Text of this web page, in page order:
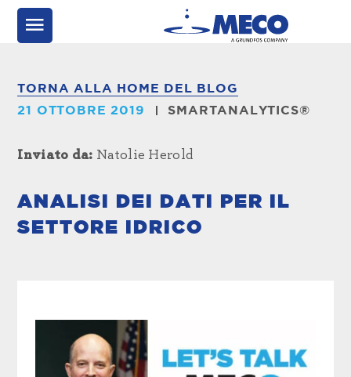
TORNA ALLA HOME DEL BLOG
21 OTTOBRE 2019
SMARTANALYTICS®
Inviato da: Natolie Herold
ANALISI DEI DATI PER IL
SETTORE IDRICO